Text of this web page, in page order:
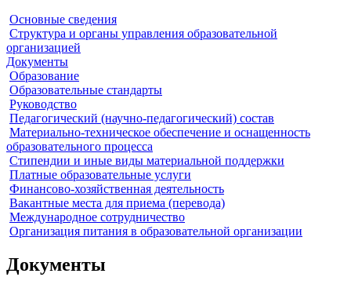
Основные сведения
Структура и органы управления образовательной
организацией
Документы
Образование
Образовательные стандарты
Руководство
Педагогический (научно-педагогический) состав
Материально-техническое обеспечение и оснащенность
образовательного процесса
Стипендии и иные виды материальной поддержки
Платные образовательные услуги
Финансово-хозяйственная деятельность
Вакантные места для приема (перевода)
Международное сотрудничество
Организация питания в образовательной организации
Документы